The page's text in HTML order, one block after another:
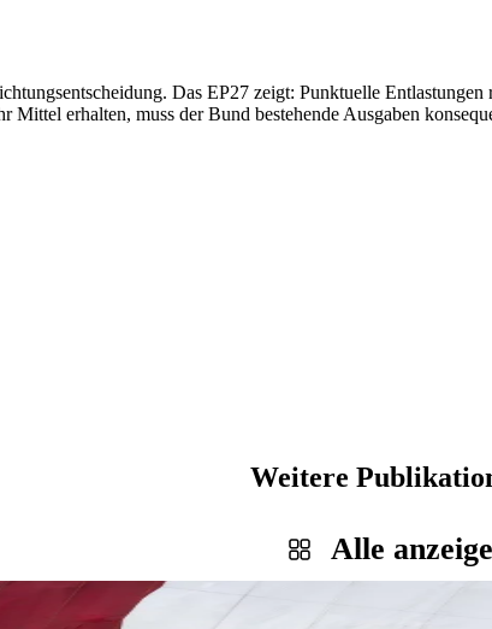
Das EP27 zeigt: Punktuelle
Mittel erhalten, muss der Bund bestehende Ausgaben
Weitere
Alle